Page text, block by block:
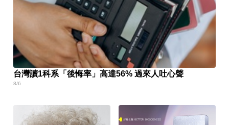
台灣讀1科系「後悔率」高達56% 過來人吐心聲
8/6